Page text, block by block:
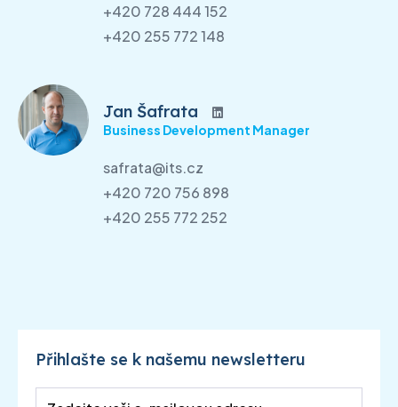
+420 728 444 152
+420 255 772 148
Jan Šafrata
Business Development Manager
safrata@its.cz
+420 720 756 898
+420 255 772 252
Přihlašte se k našemu newsletteru